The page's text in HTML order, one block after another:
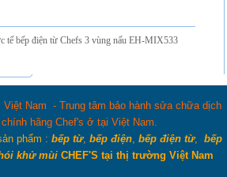
tế bếp điện từ Chefs 3 vùng nấu EH-MIX533
Việt Nam - Trung tâm bảo hành sửa chữa dịch
hãng Chef's ở tại Việt Nam.
phẩm : bếp từ, bếp điện bếp điện từ, bếp
khử mùi CHEF'S tại thị trường Việt Nam